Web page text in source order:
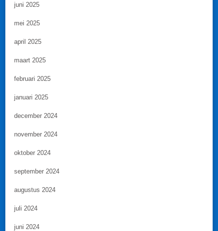
juni 2025
mei 2025
april 2025
maart 2025
februari 2025
januari 2025
december 2024
november 2024
oktober 2024
september 2024
augustus 2024
juli 2024
juni 2024